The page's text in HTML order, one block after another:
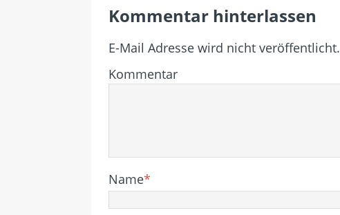
Kommentar hinterlassen
E-Mail Adresse wird nicht veröffentlicht.
Kommentar
Name*